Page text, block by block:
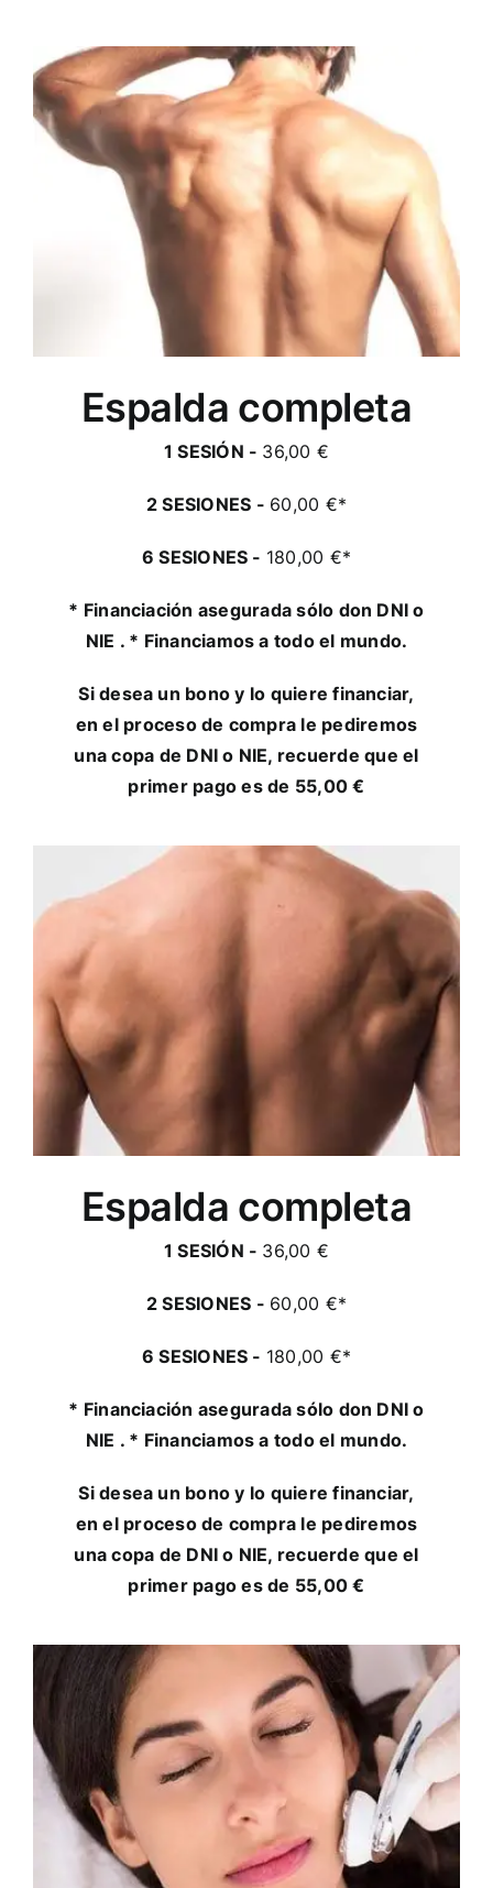
Espalda completa
1 SESIÓN - 36,00 €
2 SESIONES - 60,00 €*
6 SESIONES - 180,00 €*
* Financiación asegurada sólo don DNI o
NIE . * Financiamos a todo el mundo.
Si desea un bono y lo quiere financiar,
en el proceso de compra le pediremos
una copa de DNI o NIE, recuerde que el
primer pago es de 55,00 €
Espalda completa
1 SESIÓN - 36,00 €
2 SESIONES - 60,00 €*
6 SESIONES - 180,00 €*
* Financiación asegurada sólo don DNI o
NIE . * Financiamos a todo el mundo.
Si desea un bono y lo quiere financiar,
en el proceso de compra le pediremos
una copa de DNI o NIE, recuerde que el
primer pago es de 55,00 €